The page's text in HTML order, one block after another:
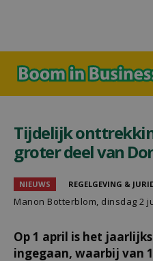
Tijdelijk
groter deel van
NIEUWS REGELGEVING &
Manon Botterblom, dinsdag 2
Op 1 april is het
ingegaan, waarbij van